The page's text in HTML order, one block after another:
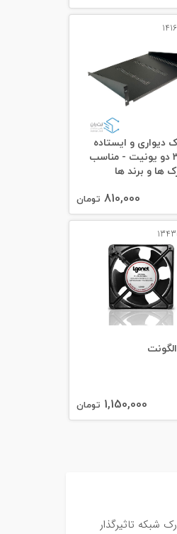
دیواری و ایستاده
عمق 35 دو یونیت - مناسب
ها و برند ها
810,000 تومان
1,150,000 تومان
شبکه تاثیرگذار